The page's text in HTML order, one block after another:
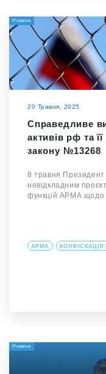
Новини
20 Травня, 2025
Справедливе
активів рф та
закону №13268
8 травня Президент
невідкладним
функцій АРМА щодо
АРМА КОНФІСКАЦІЯ
Новини